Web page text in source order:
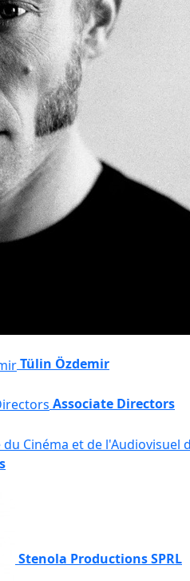
Tülin Özdemir
Associate Directors
Stenola Productions SPRL